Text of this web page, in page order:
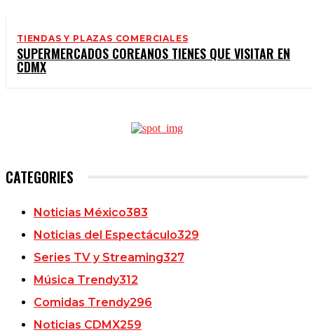
TIENDAS Y PLAZAS COMERCIALES
SUPERMERCADOS COREANOS TIENES QUE VISITAR EN
CDMX
CATEGORIES
Noticias México383
Noticias del Espectáculo329
Series TV y Streaming327
Música Trendy312
Comidas Trendy296
Noticias CDMX259